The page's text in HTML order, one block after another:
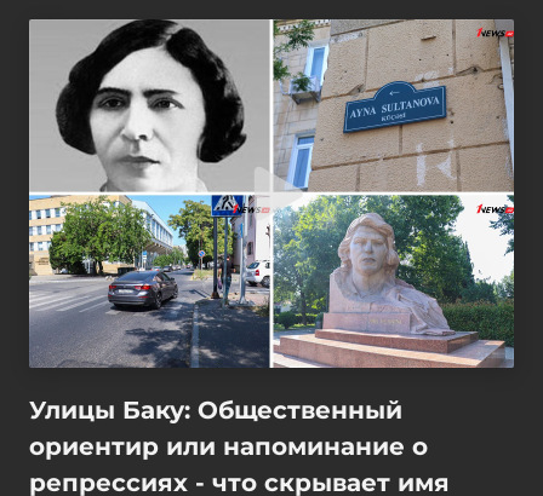
Улицы Баку: Общественный
ориентир или напоминание о
репрессиях - что скрывает имя